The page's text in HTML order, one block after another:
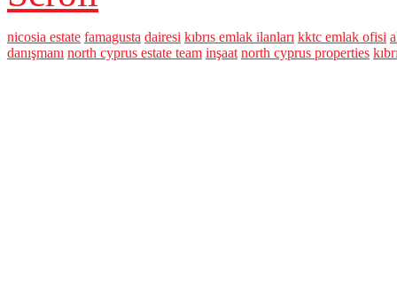
nicosia estate famagusta dairesi kıbrıs emlak ilanları kktc emlak ofisi
danışmanı north cyprus estate team inşaat north cyprus properties